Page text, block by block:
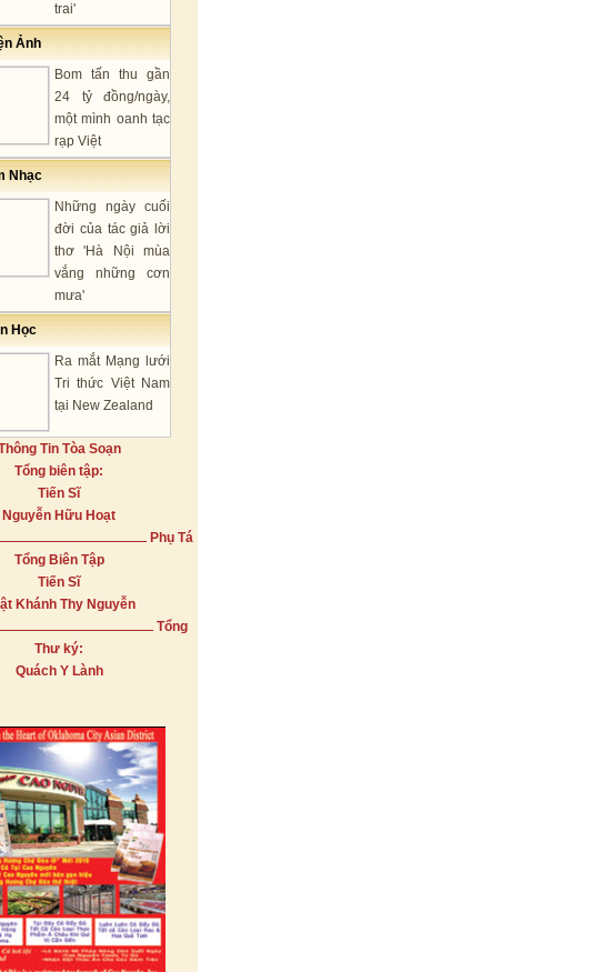
trai'
Ảnh
Bom tấn thu gần
24 tỷ đồng/ngày,
một mình oanh tạc
rạp Việt
Nhạc
Những ngày cuối
đời của tác giả lời
thơ 'Hà Nội mùa
vắng những cơn
mưa'
Học
Ra mắt Mạng lưới
Tri thức Việt Nam
tại New Zealand
Tin Tòa Soạn
Tổng biên tập:
Tiến Sĩ
Nguyễn Hữu Hoạt
Phụ Tá
Tổng Biên Tập
Tiến Sĩ
Khánh Thy Nguyễn
Tổng
Thư ký:
Quách Y Lành